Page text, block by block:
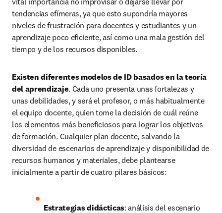
tendencias efímeras, ya que esto supondría mayores
niveles de frustración para docentes y estudiantes y un
aprendizaje poco eficiente, así como una mala gestión del
tiempo y de los recursos disponibles.
Existen diferentes modelos de ID basados en la teoría
del aprendizaje. Cada uno presenta unas fortalezas y
unas debilidades, y será el profesor, o más habitualmente
el equipo docente, quien tome la decisión de cuál reúne
los elementos más beneficiosos para lograr los objetivos
de formación. Cualquier plan docente, salvando la
diversidad de escenarios de aprendizaje y disponibilidad de
recursos humanos y materiales, debe plantearse
inicialmente a partir de cuatro pilares básicos:
Estrategias didácticas: análisis del escenario